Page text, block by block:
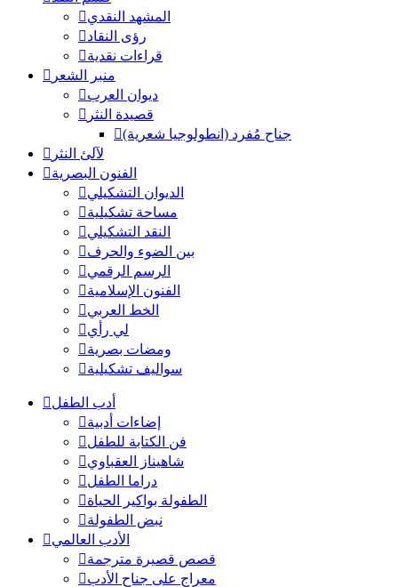
المشهد النقدي
رؤى النقاد
قراءات نقدية
منبر الشعر
ديوان العرب
قصيدة النثر
جناح مُفرد (انطولوجيا شعرية)
لآلئ النثر
الفنون البصرية
الديوان التشكيلي
مساحة تشكيلية
النقد التشكيلي
بين الضوء والحرف
الرسم الرقمي
الفنون الإسلامية
الخط العربي
لي رأي
ومضات بصرية
سواليف تشكيلية
أدب الطفل
إضاءات أدبية
فن الكتابة للطفل
شاهيناز العقباوي
دراما الطفل
الطفولة بواكير الحياة
نبض الطفولة
الأدب العالمي
قصص قصيرة مترجمة
معراج على جناح الأدب